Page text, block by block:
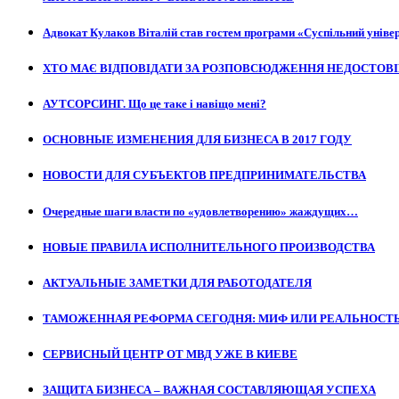
Адвокат Кулаков Віталій став гостем програми «Суспільний
ХТО МАЄ ВІДПОВІДАТИ ЗА РОЗПОВСЮДЖЕННЯ
АУТСОРСИНГ. Що це таке і навіщо мені?
ОСНОВНЫЕ ИЗМЕНЕНИЯ ДЛЯ БИЗНЕСА В 2017 ГОДУ
НОВОСТИ ДЛЯ СУБЪЕКТОВ ПРЕДПРИНИМАТЕЛЬСТВА
Очередные шаги власти по «удовлетворению» жаждущих…
НОВЫЕ ПРАВИЛА ИСПОЛНИТЕЛЬНОГО ПРОИЗВОДСТВА
АКТУАЛЬНЫЕ ЗАМЕТКИ ДЛЯ РАБОТОДАТЕЛЯ
ТАМОЖЕННАЯ РЕФОРМА СЕГОДНЯ: МИФ ИЛИ
СЕРВИСНЫЙ ЦЕНТР ОТ МВД УЖЕ В КИЕВЕ
ЗАЩИТА БИЗНЕСА – ВАЖНАЯ СОСТАВЛЯЮЩАЯ УСПЕХА